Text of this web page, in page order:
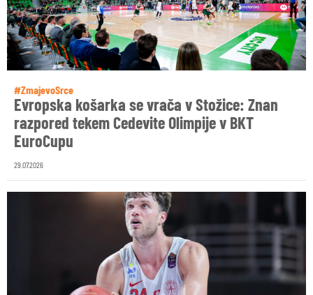
#ZmajevoSrce
Evropska košarka se vrača v Stožice: Znan
razpored tekem Cedevite Olimpije v BKT
EuroCupu
29.07.2026